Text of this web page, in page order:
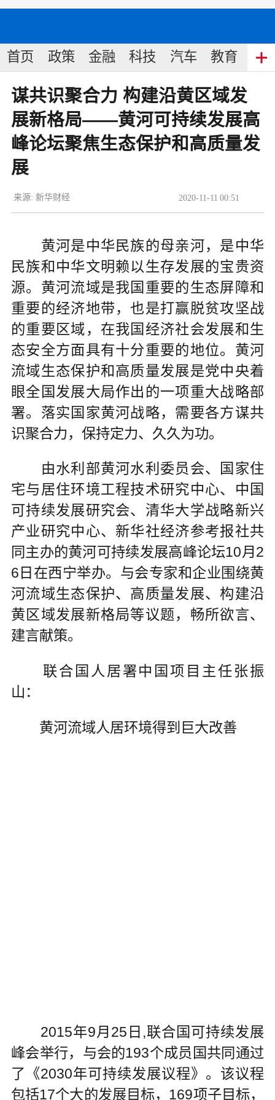
首页 政策 金融 科技 汽车 教育 食
谋共识聚合力 构建沿黄区域发
展新格局——黄河可持续发展高
峰论坛聚焦生态保护和高质量发
展
2020-11-11 00:51
来源: 新华财经
黄河是中华民族的母亲河，是中华
民族和中华文明赖以生存发展的宝贵资
源。黄河流域是我国重要的生态屏障和
重要的经济地带，也是打赢脱贫攻坚战
的重要区域，在我国经济社会发展和生
态安全方面具有十分重要的地位。黄河
流域生态保护和高质量发展是党中央着
眼全国发展大局作出的一项重大战略部
署。落实国家黄河战略，需要各方谋共
识聚合力，保持定力、久久为功。
由水利部黄河水利委员会、国家住
宅与居住环境工程技术研究中心、中国
可持续发展研究会、清华大学战略新兴
产业研究中心、新华社经济参考报社共
同主办的黄河可持续发展高峰论坛10月2
6日在西宁举办。与会专家和企业围绕黄
河流域生态保护、高质量发展、构建沿
黄区域发展新格局等议题，畅所欲言、
建言献策。
联合国人居署中国项目主任张振
山：
黄河流域人居环境得到巨大改善
2015年9月25日,联合国可持续发展
峰会举行，与会的193个成员国共同通过
了《2030年可持续发展议程》。该议程
包括17个大的发展目标，169项子目标，